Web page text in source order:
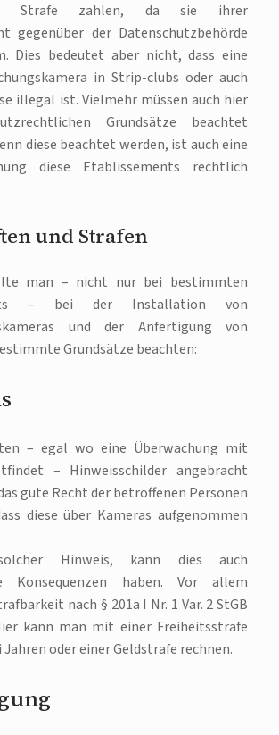
Strafe zahlen, da sie ihrer
gegenüber der Datenschutzbehörde
Dies bedeutet aber nicht, dass eine
in Strip-clubs oder auch
illegal ist. Vielmehr müssen auch hier
Grundsätze beachtet
diese beachtet werden, ist auch eine
diese Etablissements rechtlich
und Strafen
man – nicht nur bei bestimmten
– bei der Installation von
und der Anfertigung von
Grundsätze beachten:
– egal wo eine Überwachung mit
– Hinweisschilder angebracht
gute Recht der betroffenen Personen
diese über Kameras aufgenommen
Hinweis, kann dies auch
Konsequenzen haben. Vor allem
nach § 201a I Nr. 1 Var. 2 StGB
kann man mit einer Freiheitsstrafe
Jahren oder einer Geldstrafe rechnen.